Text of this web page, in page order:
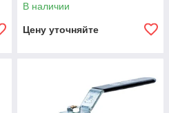
В наличии
Цену уточняйте